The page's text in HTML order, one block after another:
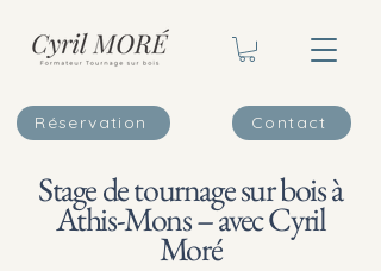
Contact
Réservation
Stage de tournage sur bois à
Athis-Mons – avec Cyril
Moré